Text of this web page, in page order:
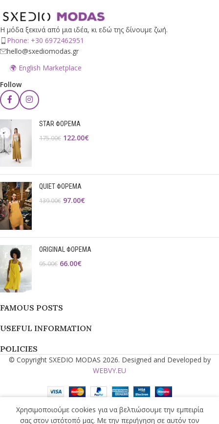
Η μόδα ξεκινά από μια ιδέα, κι εδώ της δίνουμε ζωή.
Phone: +30 6972462951
hello@sxediomodas.gr
🌍 English Marketplace
Follow
STAR ΦΟΡΕΜΑ
175.00€ 122.00€
QUIET ΦΟΡΕΜΑ
139.00€ 97.00€
ORIGINAL ΦΟΡΕΜΑ
95.00€ 66.00€
FAMOUS POSTS
USEFUL INFORMATION
POLICIES
© Copyright SXEDIO MODAS 2026. Designed and Developed by
WEBVY.EU
ΑγαπημέναCart
Ο λογαριασμός μου
Χρησιμοποιούμε cookies για να βελτιώσουμε την εμπειρία
σας στον ιστότοπό μας. Με την περιήγηση σε αυτόν τον